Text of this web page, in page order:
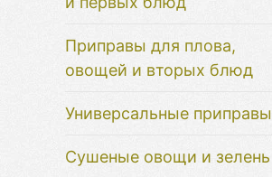
Приправы для плова,
овощей и вторых блюд
Универсальные приправы
Сушеные овощи и зелень